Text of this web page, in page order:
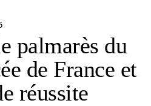
palmarès du
de France et
réussite